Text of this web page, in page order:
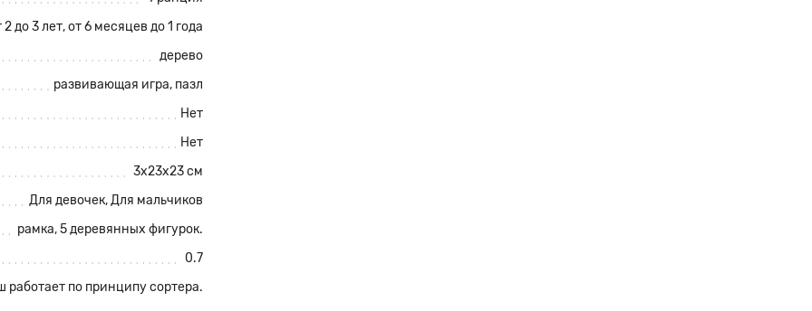
2 до 3 лет, от 6 месяцев до 1 года
дерево
развивающая игра, пазл
Нет
Нет
3х23х23 см
Для девочек, Для мальчиков
рамка, 5 деревянных фигурок.
0.7
работает по принципу сортера.